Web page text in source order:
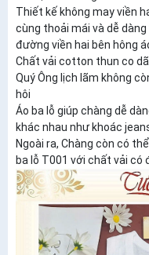
Thiết kế không may viền
cùng thoải mái và dễ
đường viền hai bên hông
Chất vải cotton thun co
Quý Ông lịch lãm không
hôi
Áo ba lỗ giúp chàng dễ
khác nhau như khoác
Ngoài ra, Chàng còn có
ba lỗ T001 với chất vải có